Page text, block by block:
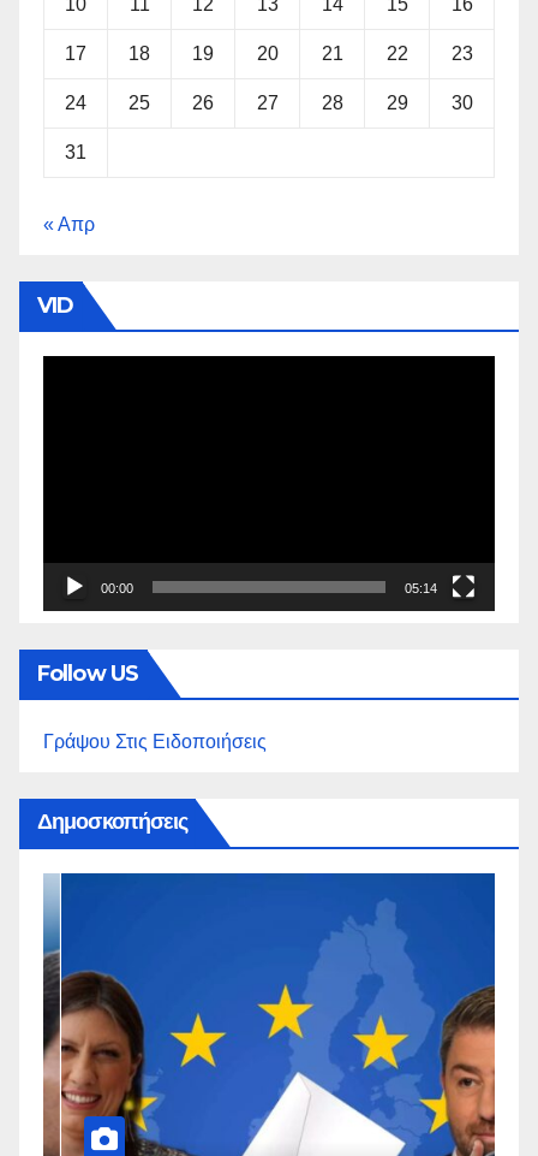
10 11 12 13 14 15 16
17 18 19 20 21 22 23
24 25 26 27 28 29 30
31
« Απρ
VID
00:00 05:14
Follow US
Γράψου Στις Ειδοποιήσεις
Δημοσκοπήσεις